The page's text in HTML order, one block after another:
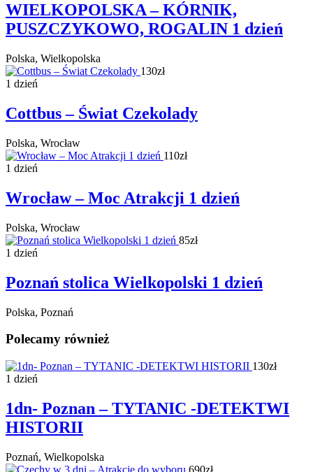
WIELKOPOLSKA – KÓRNIK,
PUSZCZYKOWO, ROGALIN 1 dzień
Polska, Wielkopolska
130zł
1 dzień
Cottbus – Świat Czekolady
Polska, Wrocław
110zł
1 dzień
Wrocław – Moc Atrakcji 1 dzień
Polska, Wrocław
85zł
1 dzień
Poznań stolica Wielkopolski 1 dzień
Polska, Poznań
Polecamy również
130zł
1 dzień
1dn- Poznan – TYTANIC -DETEKTWI
HISTORII
Poznań, Wielkopolska
690zł